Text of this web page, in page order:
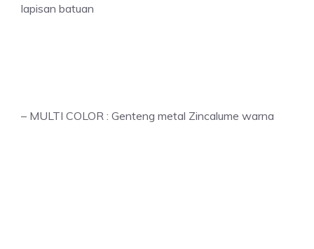
lapisan batuan
– MULTI COLOR : Genteng metal Zincalume warna